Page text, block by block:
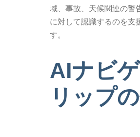
域、事故、天候関連の警
に対して認識するのを支
す。
AIナビ
リップ